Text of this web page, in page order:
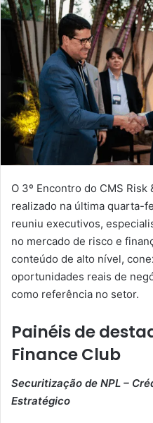
O 3º Encontro do CMS
realizado na última quarta-
reuniu executivos,
no mercado de risco e
conteúdo de alto nível,
oportunidades reais de
como referência no setor.
Painéis de
Finance Club
Securitização de NPL –
Estratégico